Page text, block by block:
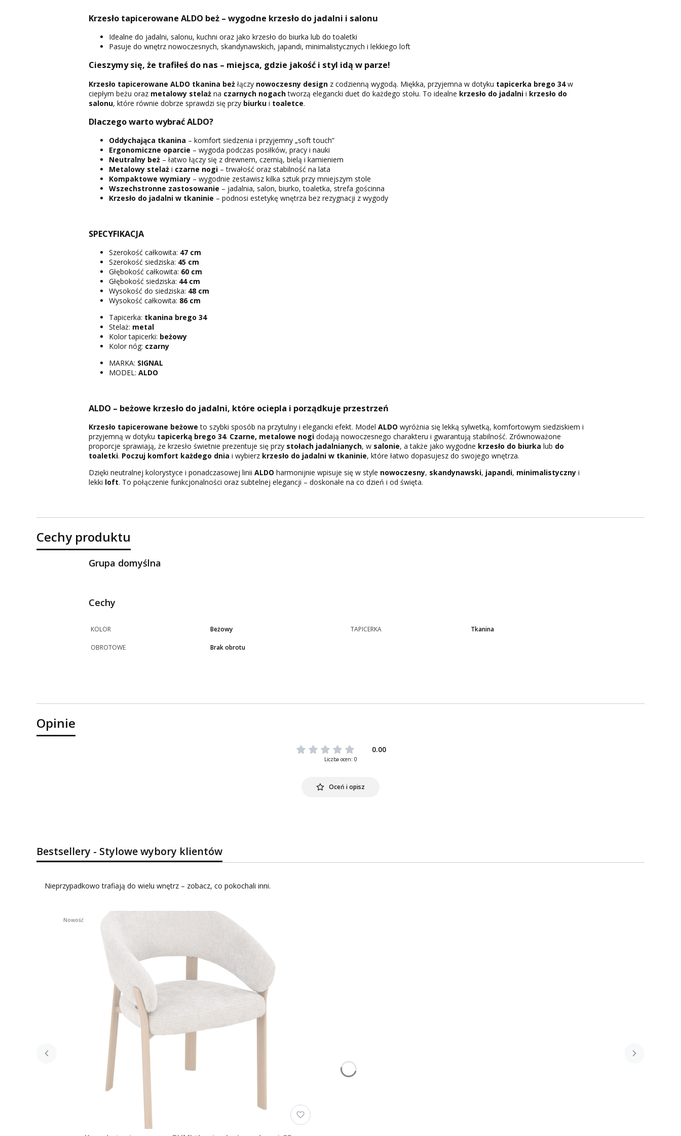
Krzesło tapicerowane ALDO beż – wygodne krzesło do jadalni i salonu
Idealne do jadalni, salonu, kuchni oraz jako krzesło do biurka lub do toaletki
Pasuje do wnętrz nowoczesnych, skandynawskich, japandi, minimalistycznych i lekkiego loft
Cieszymy się, że trafiłeś do nas – miejsca, gdzie jakość i styl idą w parze!
Krzesło tapicerowane ALDO tkanina beżłączy nowoczesny designz codzienną wygodą. Miękka, przyjemna w dotyku tapicerka brego 34w
ciepłym beżu oraz metalowy stelażna czarnych nogachtworzą elegancki duet do każdego stołu. To idealne krzesło do jadalnii krzesło do
salonu, które równie dobrze sprawdzi się przy biurkui toaletce.
Dlaczego warto wybrać ALDO?
Oddychająca tkanina – komfort siedzenia i przyjemny „soft touch”
Ergonomiczne oparcie – wygoda podczas posiłków, pracy i nauki
Neutralny beż– łatwo łączy się z drewnem, czernią, bielą i kamieniem
Metalowy stelażi czarne nogi– trwałość oraz stabilność na lata
Kompaktowe wymiary– wygodnie zestawisz kilka sztuk przy mniejszym stole
Wszechstronne zastosowanie – jadalnia, salon, biurko, toaletka, strefa gościnna
Krzesło do jadalni w tkaninie – podnosi estetykę wnętrza bez rezygnacji z wygody
SPECYFIKACJA
Szerokość całkowita: 47 cm
Szerokość siedziska: 45 cm
Głębokość całkowita: 60 cm
Głębokość siedziska: 44 cm
Wysokość do siedziska: 48 cm
Wysokość całkowita: 86 cm
Tapicerka: tkanina brego 34
Stelaż: metal
Kolor tapicerki: beżowy
Kolor nóg: czarny
MARKA: SIGNAL
MODEL: ALDO
ALDO – beżowe krzesło do jadalni, które ociepla i porządkuje przestrzeń
Krzesło tapicerowane beżowe to szybki sposób na przytulny i elegancki efekt. Model ALDO wyróżnia się lekką sylwetką, komfortowym siedziskiem i
przyjemną w dotyku tapicerką brego 34. Czarne, metalowe nogidodają nowoczesnego charakteru i gwarantują stabilność. Zrównoważone
proporcje sprawiają, że krzesło świetnie prezentuje się przy stołach jadalnianych, w salonie, a także jako wygodne krzesło do biurka lub do
toaletki. Poczuj komfort każdego dnia i wybierz krzesło do jadalni w tkaninie, które łatwo dopasujesz do swojego wnętrza.
Dzięki neutralnej kolorystyce i ponadczasowej linii ALDO harmonijnie wpisuje się w style nowoczesny, skandynawski, japandi, minimalistycznyi
lekki loft. To połączenie funkcjonalności oraz subtelnej elegancji – doskonałe na co dzień i od święta.
Cechy produktu
Grupa domyślna
Cechy
KOLOR Beżowy TAPICERKA Tkanina
OBROTOWE Brak obrotu
Opinie
0.00
Liczba ocen: 0
Oceń i opisz
Bestsellery - Stylowe wybory klientów
Nieprzypadkowo trafiają do wielu wnętrz – zobacz, co pokochali inni.
Nowość